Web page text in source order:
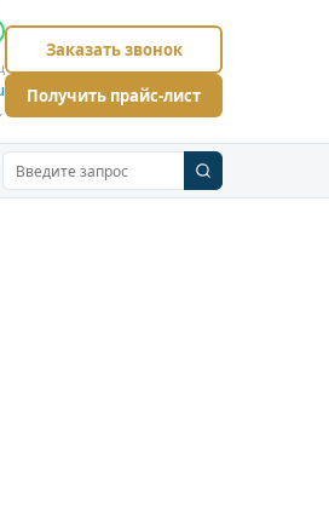
Заказать звонок
Получить прайс-лист